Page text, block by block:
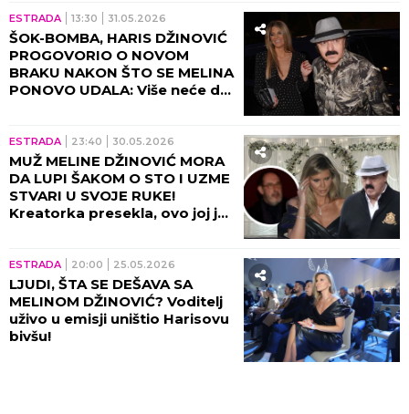
ESTRADA 13:30 31.05.2026
ŠOK-BOMBA, HARIS DŽINOVIĆ
PROGOVORIO O NOVOM
BRAKU NAKON ŠTO SE MELINA
PONOVO UDALA: Više neće da
ESTRADA 23:40 30.05.2026
MUŽ MELINE DŽINOVIĆ MORA
DA LUPI ŠAKOM O STO I UZME
STVARI U SVOJE RUKE!
Kreatorka presekla, ovo joj je
ESTRADA 20:00 25.05.2026
LJUDI, ŠTA SE DEŠAVA SA
MELINOM DŽINOVIĆ? Voditelj
uživo u emisji uništio Harisovu
bivšu!